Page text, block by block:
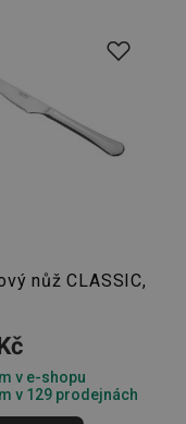
nůž CLASSIC,
v e-shopu
v 129 prodejnách